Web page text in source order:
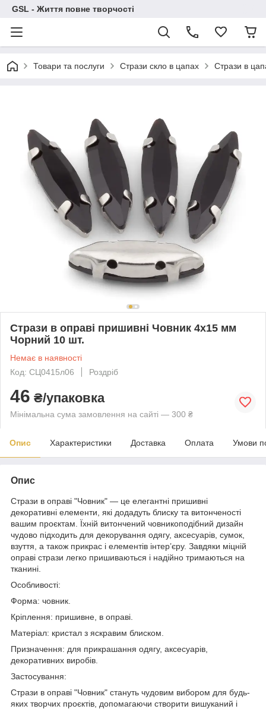
GSL - Життя повне творчості
Товари та послуги Стрази скло в цапах Стрази в
Стрази в оправі пришивні Човник 4х15 мм
Чорний 10 шт.
Немає в наявності
Код: СЦ0415л06
Роздріб
46 ₴/упаковка
Мінімальна сума замовлення на сайті — 300 ₴
Опис Характеристики Доставка Оплата Умови
Опис
Стрази в оправі "Човник" — це елегантні пришивні
декоративні елементи, які додадуть блиску та витонченості
вашим проєктам. Їхній витончений човникоподібний дизайн
чудово підходить для декорування одягу, аксесуарів, сумок,
взуття, а також прикрас і елементів інтер’єру. Завдяки міцній
оправі стрази легко пришиваються і надійно тримаються на
тканині.
Особливості:
Форма: човник.
Кріплення: пришивне, в оправі.
Матеріал: кристал з яскравим блиском.
Призначення: для прикрашання одягу, аксесуарів,
декоративних виробів.
Застосування:
Стрази в оправі "Човник" стануть чудовим вибором для будь-
яких творчих проєктів, допомагаючи створити вишуканий і